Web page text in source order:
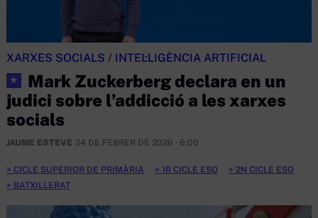
XARXES SOCIALS / INTEL·LIGÈNCIA ARTIFICIAL
★
Mark Zuckerberg declara en un
judici sobre l’addicció a les xarxes
socials
JAUME ESTEVE 24 DE FEBRER DE 2026 · 6:00
CICLE SUPERIOR DE PRIMÀRIA 1R CICLE ESO
2N CICLE ESO
BATXILLERAT